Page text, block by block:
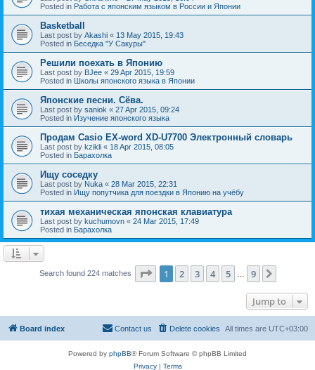
Posted in Работа с японским языком в России и Японии
Basketball
Last post by Akashi « 13 May 2015, 19:43
Posted in Беседка "У Cакуры"
Решили поехать в Японию
Last post by BJee « 29 Apr 2015, 19:59
Posted in Школы японского языка в Японии
Японские песни. Сёва.
Last post by saniok « 27 Apr 2015, 09:24
Posted in Изучение японского языка
Продам Casio EX-word XD-U7700 Электронный словарь
Last post by kzikli « 18 Apr 2015, 08:05
Posted in Барахолка
Ищу соседку
Last post by Nuka « 28 Mar 2015, 22:31
Posted in Ищу попутчика для поездки в Японию на учёбу
тихая механическая японская клавиатура
Last post by kuchumovn « 24 Mar 2015, 17:49
Posted in Барахолка
Search found 224 matches Page 1of 9
1 2 3 4 5 9
Jump to
Board index All times are UTC+03:00
Delete cookies
Contact us
Powered by phpBB® Forum Software © phpBB Limited
Privacy| Terms